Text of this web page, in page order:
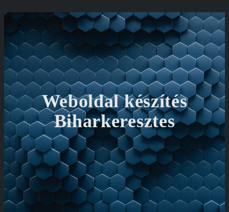
Weboldal készítés
Biharkeresztes